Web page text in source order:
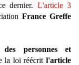
dernier. L'article 3
France Greffe
des personnes et
la loi réécrit l'article